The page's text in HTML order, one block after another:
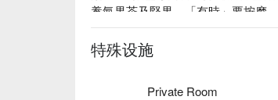
養氣果茶及堅果，「有時」要按摩
桑Time•指壓專門科專業的指壓，
桑Time•指壓專門科預約、價格、優
特殊设施
Private Room